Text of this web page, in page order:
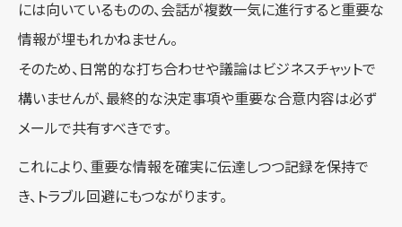
には向いているものの、会話が複数一気に進行すると重要な
情報が埋もれかねません。
そのため、日常的な打ち合わせや議論はビジネスチャットで
構いませんが、最終的な決定事項や重要な合意内容は必ず
メールで共有すべきです。
これにより、重要な情報を確実に伝達しつつ記録を保持で
き、トラブル回避にもつながります。